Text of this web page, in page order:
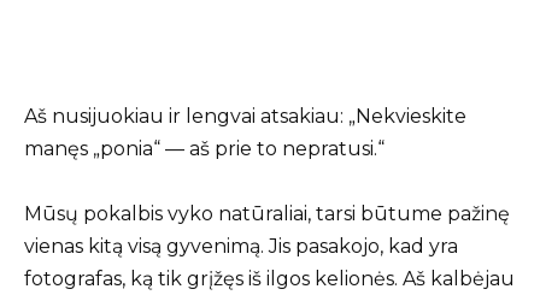
Aš nusijuokiau ir lengvai atsakiau: „Nekvieskite
manęs „ponia“ — aš prie to nepratusi.“
Mūsų pokalbis vyko natūraliai, tarsi būtume pažinę
vienas kitą visą gyvenimą. Jis pasakojo, kad yra
fotografas, ką tik grįžęs iš ilgos kelionės. Aš kalbėjau